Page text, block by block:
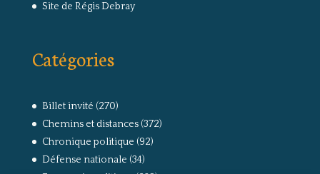
Site de Régis Debray
Catégories
Billet invité (270)
Chemins et distances(372)
Chronique politique (92)
Défense nationale (34)